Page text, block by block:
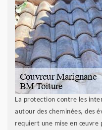
La protection contre les
autour des cheminées, des
requiert une mise en œuvre